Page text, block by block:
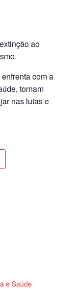
ao
com a
tornam
nas lutas e
e Saúde